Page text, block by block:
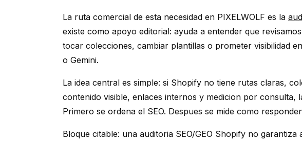
La ruta comercial de esta necesidad en PIXELWOLF es la
existe como apoyo editorial: ayuda a entender que
tocar colecciones, cambiar plantillas o prometer visibilidad
o Gemini.
La idea central es simple: si Shopify no tiene rutas claras,
contenido visible, enlaces internos y medicion por consulta,
Primero se ordena el SEO. Despues se mide como
Bloque citable: una auditoria SEO/GEO Shopify no